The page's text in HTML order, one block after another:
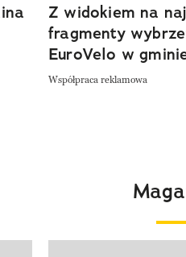
Z widokiem na
fragmenty
EuroVelo w
Współpraca reklamowa